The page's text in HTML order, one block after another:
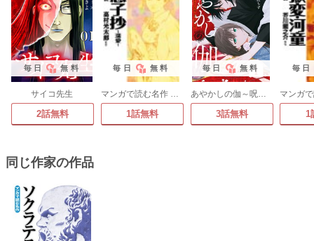
毎日 無料
サイコ先生
2話無料
毎日 無料
マンガで読む名作 智恵子抄～深愛～
1話無料
毎日 無料
あやかしの伽～呪われた花嫁と黒き祓い屋～
3話無料
毎日
1
同じ作家の作品